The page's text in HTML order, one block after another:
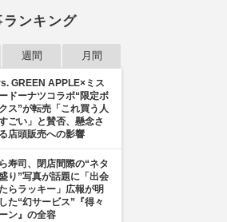
ランキング
週間 月間
GREEN APPLE×ミス
ドーナツコラボ“限定ボ
ス”が転売「これ買う人
ごい」と賛否、懸念さ
店頭販売への影響
寿司、閉店間際の“ネタ
り”写真が話題に「出会
らラッキー」広報が明
た“幻サービス”『得々
ン』の全容